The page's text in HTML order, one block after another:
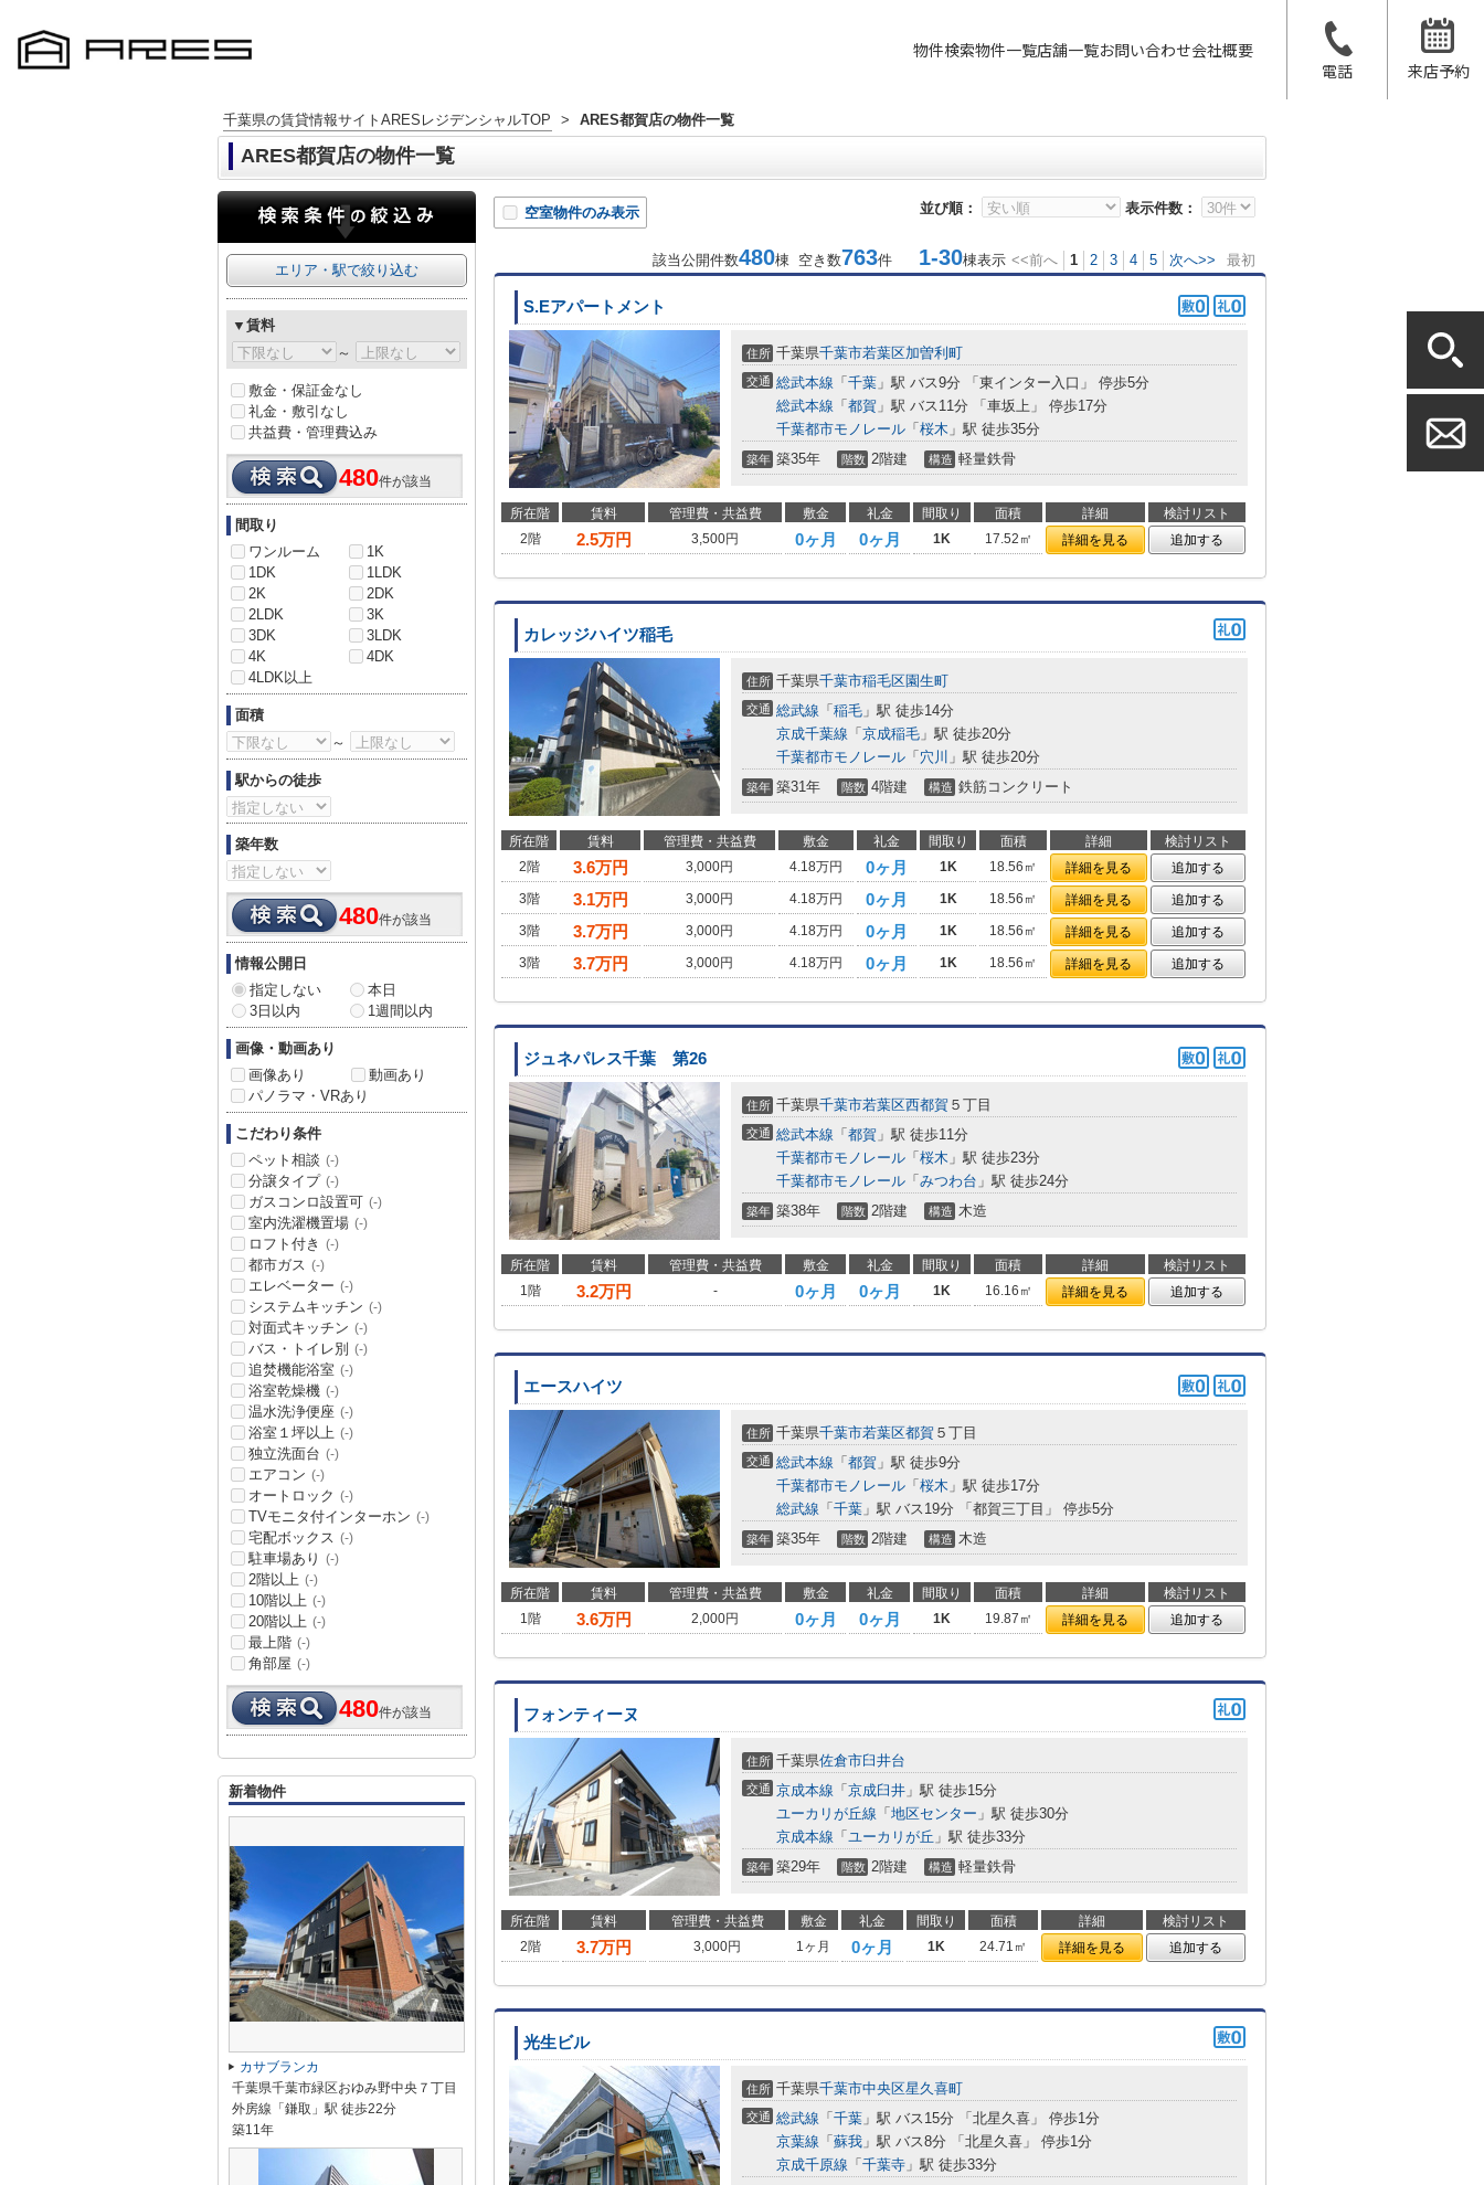
物件検索物件一覧店舗一覧お問い合わせ会社概要
電話
来店予約
千葉県の賃貸情報サイトARESレジデンシャルTOP > ARES都賀店の物件一覧
ARES都賀店の物件一覧
並び順： 表示件数：
空室物件のみ表示
該当公開件数480棟 空き数763件 1-30棟表示 <<前へ 1 2 3 4 5 次へ>> 最初
S.Eアパートメント
住所 千葉県千葉市若葉区加曽利町
交通 総武本線 「 千葉 」駅 バス9分 「東インター入口」 停歩5分
総武本線 「 都賀 」駅 バス11分 「車坂上」 停歩17分
千葉都市モノレール 「 桜木 」駅 徒歩35分
築年 築35年 階数 2階建 構造 軽量鉄骨
所在階 賃料 管理費・共益費 敷金 礼金 間取り 面積 詳細
検討リスト
2階
2.5万円 3,500円 0ヶ月 0ヶ月 1K 17.52㎡ 詳細を見る 追加する
カレッジハイツ稲毛
住所 千葉県千葉市稲毛区園生町
交通 総武線 「 稲毛 」駅 徒歩14分
京成千葉線 「 京成稲毛 」駅 徒歩20分
千葉都市モノレール 「 穴川 」駅 徒歩20分
築年 築31年 階数 4階建 構造 鉄筋コンクリート
所在階 賃料 管理費・共益費 敷金 礼金 間取り 面積 詳細
検討リスト
2階
3.6万円 3,000円 4.18万円 0ヶ月 1K 18.56㎡ 詳細を見る
追加する
3階
3.1万円 3,000円 4.18万円 0ヶ月 1K 18.56㎡ 詳細を見る
追加する
3階
3.7万円 3,000円 4.18万円 0ヶ月 1K 18.56㎡ 詳細を見る
追加する
3階
3.7万円 3,000円 4.18万円 0ヶ月 1K 18.56㎡ 詳細を見る 追加する
ジュネパレス千葉 第26
住所 千葉県千葉市若葉区西都賀 ５丁目
交通 総武本線 「 都賀 」駅 徒歩11分
千葉都市モノレール 「 桜木 」駅 徒歩23分
千葉都市モノレール 「 みつわ台 」駅 徒歩24分
築年 築38年 階数 2階建 構造 木造
所在階 賃料 管理費・共益費 敷金 礼金 間取り 面積 詳細
検討リスト
1階
3.2万円 - 0ヶ月 0ヶ月 1K 16.16㎡ 詳細を見る 追加する
エースハイツ
住所 千葉県千葉市若葉区都賀 ５丁目
交通 総武本線 「 都賀 」駅 徒歩9分
千葉都市モノレール 「 桜木 」駅 徒歩17分
総武線 「 千葉 」駅 バス19分 「都賀三丁目」 停歩5分
築年 築35年 階数 2階建 構造 木造
所在階 賃料 管理費・共益費 敷金 礼金 間取り 面積 詳細
検討リスト
1階
3.6万円 2,000円 0ヶ月 0ヶ月 1K 19.87㎡ 詳細を見る 追加する
フォンティーヌ
住所 千葉県佐倉市臼井台
交通 京成本線 「 京成臼井 」駅 徒歩15分
ユーカリが丘線 「 地区センター 」駅 徒歩30分
京成本線 「 ユーカリが丘 」駅 徒歩33分
築年 築29年 階数 2階建 構造 軽量鉄骨
所在階 賃料 管理費・共益費 敷金 礼金 間取り 面積 詳細
検討リスト
2階
3.7万円 3,000円 1ヶ月 0ヶ月 1K 24.71㎡ 詳細を見る 追加する
光生ビル
住所 千葉県千葉市中央区星久喜町
交通 総武線 「 千葉 」駅 バス15分 「北星久喜」 停歩1分
京葉線 「 蘇我 」駅 バス8分 「北星久喜」 停歩1分
京成千原線 「 千葉寺 」駅 徒歩33分
エリア・駅で絞り込む
▼賃料
～
敷金・保証金なし
礼金・敷引なし
共益費・管理費込み
480件が該当
間取り
ワンルーム
1K
1DK
1LDK
2K
2DK
2LDK
3K
3DK
3LDK
4K
4DK
4LDK以上
面積
～
駅からの徒歩
築年数
480件が該当
情報公開日
指定しない
本日
3日以内
1週間以内
画像・動画あり
画像あり
動画あり
パノラマ・VRあり
こだわり条件
ペット相談 (-)
分譲タイプ (-)
ガスコンロ設置可 (-)
室内洗濯機置場 (-)
ロフト付き (-)
都市ガス (-)
エレベーター (-)
システムキッチン (-)
対面式キッチン (-)
バス・トイレ別 (-)
追焚機能浴室 (-)
浴室乾燥機 (-)
温水洗浄便座 (-)
浴室１坪以上 (-)
独立洗面台 (-)
エアコン (-)
オートロック (-)
TVモニタ付インターホン (-)
宅配ボックス (-)
駐車場あり (-)
2階以上 (-)
10階以上 (-)
20階以上 (-)
最上階 (-)
角部屋 (-)
480件が該当
新着物件
カサブランカ
千葉県千葉市緑区おゆみ野中央７丁目
外房線「鎌取」駅 徒歩22分
築11年